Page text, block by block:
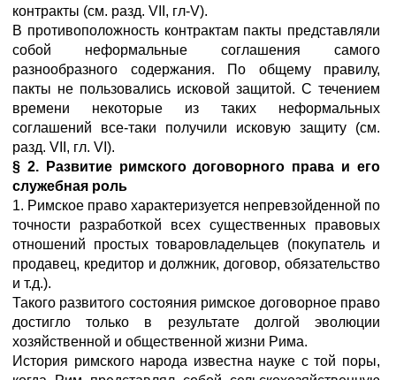
контракты (см. разд. VII, гл-V).
В противоположность контрактам пакты представляли
собой неформальные соглашения самого
разнообразного содержания. По общему правилу,
пакты не пользовались исковой защитой. С течением
времени некоторые из таких неформальных
соглашений все-таки получили исковую защиту (см.
разд. VII, гл. VI).
§ 2. Развитие римского договорного права и его
служебная роль
1. Римское право характеризуется непревзойденной по
точности разработкой всех существенных правовых
отношений простых товаровладельцев (покупатель и
продавец, кредитор и должник, договор, обязательство
и т.д.).
Такого развитого состояния римское договорное право
достигло только в результате долгой эволюции
хозяйственной и общественной жизни Рима.
История римского народа известна науке с той поры,